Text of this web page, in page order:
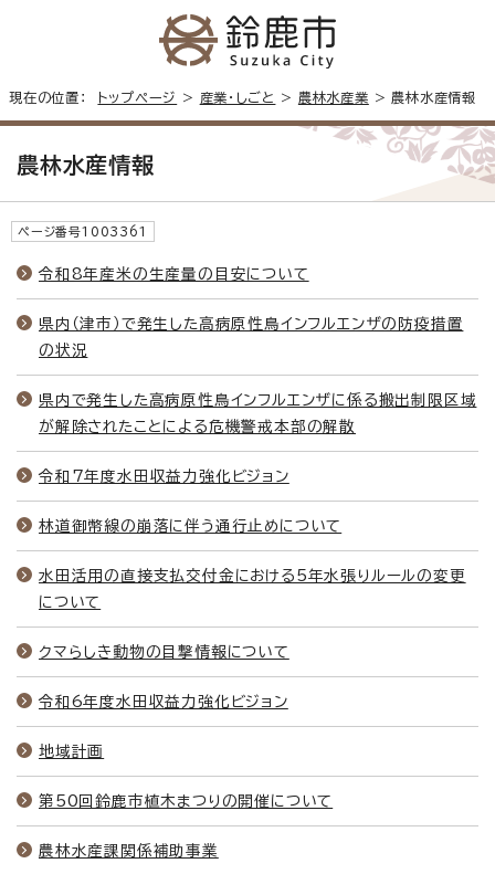
現在の位置： トップページ > 産業・しごと > 農林水産業 > 農林水産情報
農林水産情報
ページ番号1003361
令和8年産米の生産量の目安について
県内（津市）で発生した高病原性鳥インフルエンザの防疫措置
の状況
県内で発生した高病原性鳥インフルエンザに係る搬出制限区域
が解除されたことによる危機警戒本部の解散
令和7年度水田収益力強化ビジョン
林道御幣線の崩落に伴う通行止めについて
水田活用の直接支払交付金における5年水張りルールの変更
について
クマらしき動物の目撃情報について
令和6年度水田収益力強化ビジョン
地域計画
第50回鈴鹿市植木まつりの開催について
農林水産課関係補助事業